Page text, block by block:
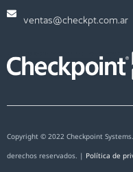
momento
de
rectificación,
y
cancelación,
ventas@checkpt.com.ar
Copyright © 2022 Checkpoint
derechos reservados. | Política de